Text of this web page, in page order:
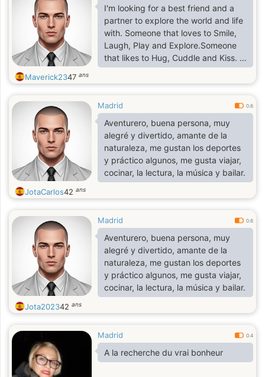
I'm looking for a best friend and a
partner to explore the world and life
with. Someone that loves to Smile,
Laugh, Play and Explore.Someone
that likes to Hug, Cuddle and Kiss. I
need Someone that likes Attention
and Affection as much as I do and
public someone who is Honest,
Kind,Considerate, Supportive,
Loving, Loyal., Faithful, Intelligent,
Maverick2347 ans
Madrid 0.6
Aventurero, buena persona, muy
alegré y divertido, amante de la
naturaleza, me gustan los deportes
y práctico algunos, me gusta viajar,
cocinar, la lectura, la música y bailar.
JotaCarlos42 ans
Madrid 0.6
Aventurero, buena persona, muy
alegré y divertido, amante de la
naturaleza, me gustan los deportes
y práctico algunos, me gusta viajar,
cocinar, la lectura, la música y bailar.
Jota202342 ans
Madrid 0.4
A la recherche du vrai bonheur